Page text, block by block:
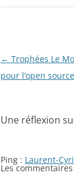
Navigation
des
← Trophées Le
pour l’open source
Une réflexion
Ping : Laurent-
Les